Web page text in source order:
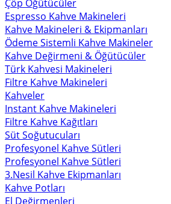
Çöp Öğütücüler
Espresso Kahve Makineleri
Kahve Makineleri & Ekipmanları
Ödeme Sistemli Kahve Makineler
Kahve Değirmeni & Öğütücüler
Türk Kahvesi Makineleri
Filtre Kahve Makineleri
Kahveler
Instant Kahve Makineleri
Filtre Kahve Kağıtları
Süt Soğutucuları
Profesyonel Kahve Sütleri
Profesyonel Kahve Sütleri
3.Nesil Kahve Ekipmanları
Kahve Potları
El Değirmenleri